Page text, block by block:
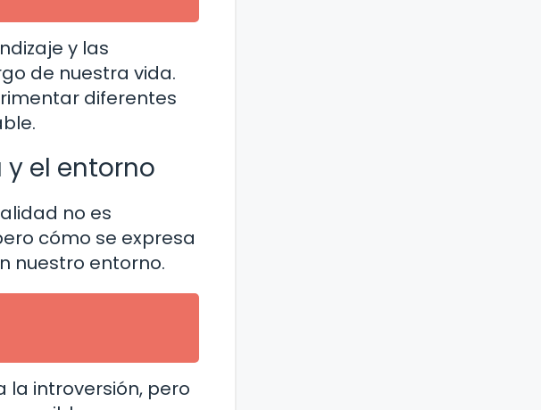
y las
de nuestra vida.
diferentes
el entorno
no es
cómo se expresa
nuestro entorno.
la introversión, pero